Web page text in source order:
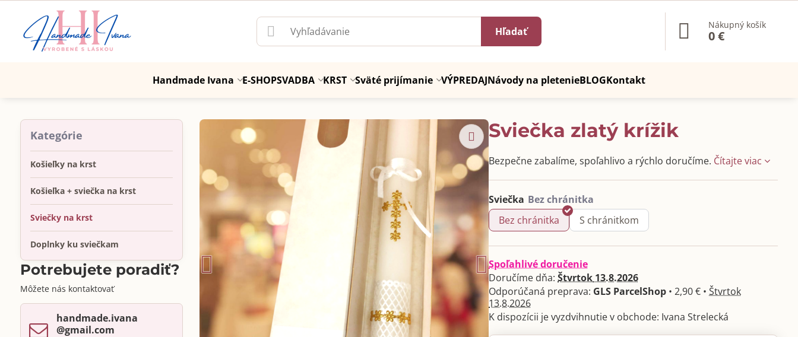
Hľadať
Nákupný košík
0 €
Handmade Ivana E-SHOPSVADBA KRST Sväté prijímanie VÝPREDAJNávody na pletenieBLOGKontakt
Sviečka zlatý krížik
Bezpečne zabalíme, spoľahlivo a rýchlo doručíme. Čítajte viac
Sviečka
Bez chránitka
S chránitkom
Spoľahlivé doručenie
Doručíme dňa:Štvrtok 13.8.2026
GLS ParcelShop •2,90 € •Štvrtok
13.8.2026
Ivana Strelecká
Kategórie
Košieľky na krst
Košieľka + sviečka na krst
Sviečky na krst
Doplnky ku sviečkam
Potrebujete poradiť?
Môžete nás kontaktovať
handmade​.ivana ​
@gmail​.com